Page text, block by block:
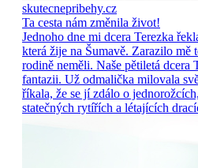
skutecnepribehy.cz
Ta cesta nám změnila život!
Jednoho dne mi dcera Terezka
která žije na Šumavě. Zarazilo
rodině neměli. Naše pětiletá
fantazii. Už odmalička milovala
říkala, že se jí zdálo o
statečných rytířích a létajících